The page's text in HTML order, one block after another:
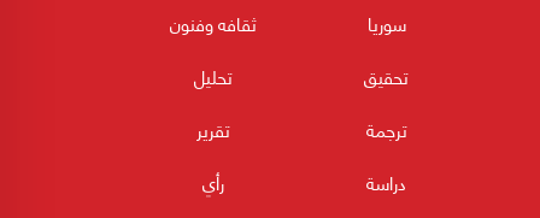
سوريا
ثقافه وفنون
تحقيق
تحليل
ترجمة
تقرير
دراسة
رأي